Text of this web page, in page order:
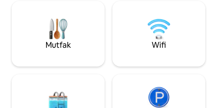
konforunuz için sevgiyle düzenlenmiş bir
deneyim için gelin!
çıkarmak için
Hayalinizdeki tatil
Mutfak Wifi